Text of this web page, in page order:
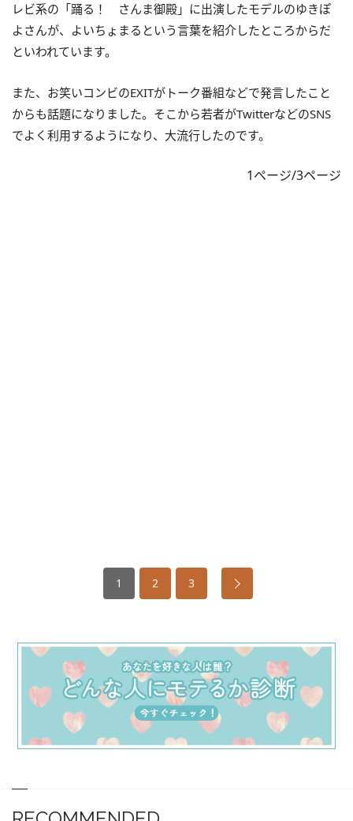
レビ系の「踊る！ さんま御殿」に出演したモデルのゆきぽ
よさんが、よいちょまるという言葉を紹介したところからだ
といわれています。
また、お笑いコンビのEXITがトーク番組などで発言したこと
からも話題になりました。そこから若者がTwitterなどのSNS
でよく利用するようになり、大流行したのです。
1ページ/3ページ
1 2 3